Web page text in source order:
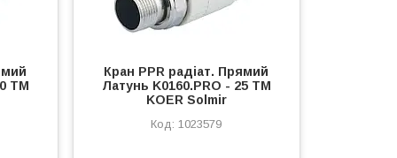
ТМ
Кран PPR радіат. Прямий
Латунь K0160.PRO - 25 ТМ
KOER Solmir
1023579